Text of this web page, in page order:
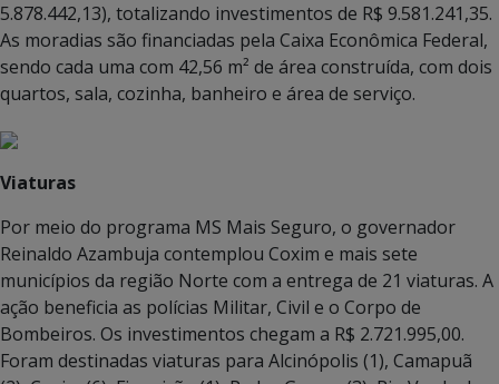
5.878.442,13), totalizando investimentos de R$ 9.581.241,35.
As moradias são financiadas pela Caixa Econômica Federal,
sendo cada uma com 42,56 m² de área construída, com dois
quartos, sala, cozinha, banheiro e área de serviço.
Viaturas
Por meio do programa MS Mais Seguro, o governador
Reinaldo Azambuja contemplou Coxim e mais sete
municípios da região Norte com a entrega de 21 viaturas. A
ação beneficia as polícias Militar, Civil e o Corpo de
Bombeiros. Os investimentos chegam a R$ 2.721.995,00.
Foram destinadas viaturas para Alcinópolis (1), Camapuã